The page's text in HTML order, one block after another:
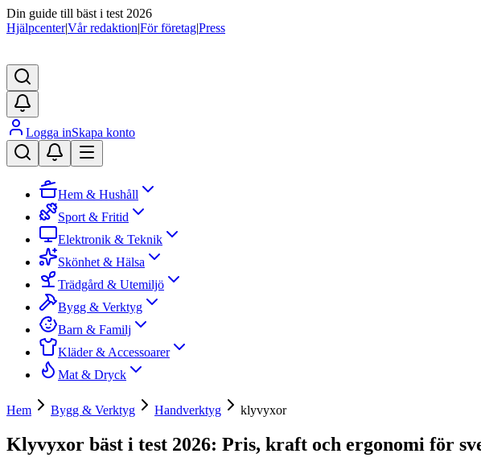
Din guide till bäst i test 2026
Hjälpcenter|Vår redaktion|För företag|Press
Logga inSkapa konto
Hem & Hushåll
Sport & Fritid
Elektronik & Teknik
Skönhet & Hälsa
Trädgård & Utemiljö
Bygg & Verktyg
Barn & Familj
Kläder & Accessoarer
Mat & Dryck
Hem Bygg & Verktyg Handverktyg klyvyxor
Klyvyxor bäst i test 2026: Pris, kraft och ergonomi för